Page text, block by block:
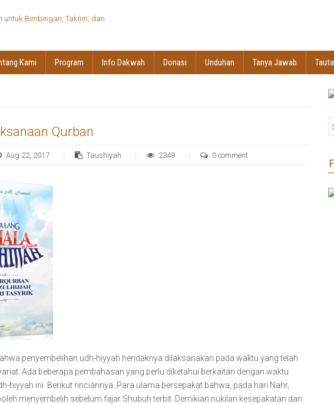
Kami Program Info Dakwah Donasi Unduhan Tanya Jawab
Qurban
Aug 22, 2017 Taushiyah 2349 0 comment
penyembelihan udh-hiyyah hendaknya dilaksanakan pada waktu yang telah
Ada beberapa pembahasan yang perlu diketahui berkaitan dengan waktu
hiyyah ini. Berikut rinciannya. Para ulama bersepakat bahwa, pada hari Nahr,
menyembelih sebelum fajar Shubuh terbit. Demikian nukilan kesepakatan dari